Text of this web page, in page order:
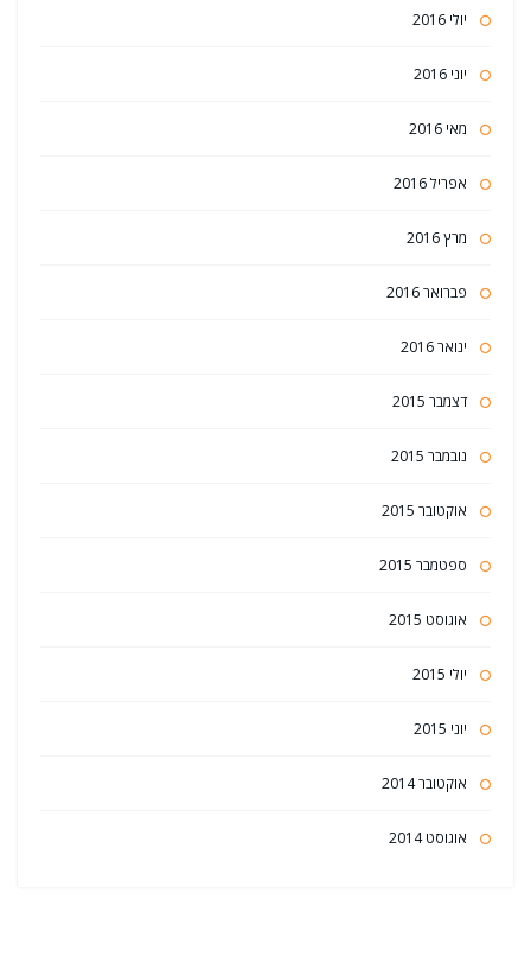
יולי 2016
יוני 2016
מאי 2016
אפריל 2016
מרץ 2016
פברואר 2016
ינואר 2016
דצמבר 2015
נובמבר 2015
אוקטובר 2015
ספטמבר 2015
אוגוסט 2015
יולי 2015
יוני 2015
אוקטובר 2014
אוגוסט 2014